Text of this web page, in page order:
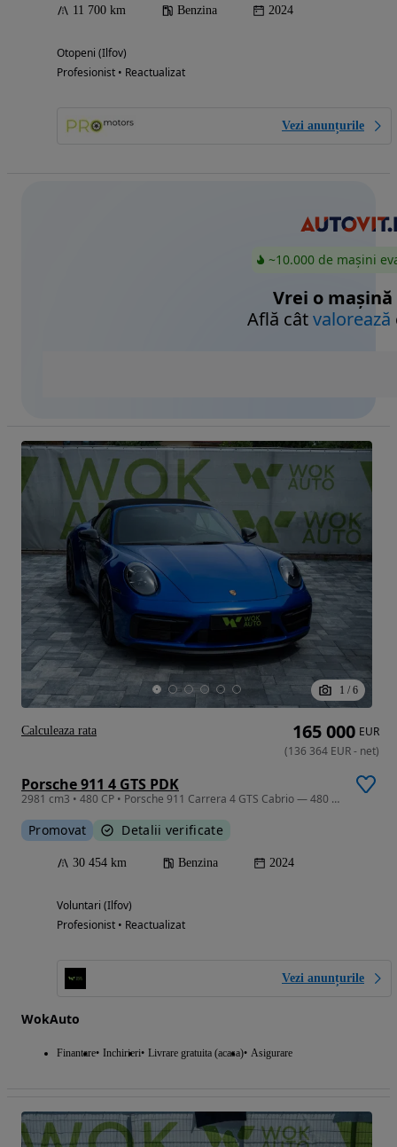
11 700 km Benzina 2024
Otopeni (Ilfov)
Profesionist • Reactualizat
Vezi anunțurile
~10.000 de mașini
Vrei o mașină
Află câtvalorează
1 / 6
Porsche 911 4 GTS PDK
2981 cm3 • 480 CP • Porsche 911 Carrera 4 GTS Cabrio — 480 CP | Sport Chrono | Exhaust
Promovat Detalii verificate
30 454 km Benzina 2024
Voluntari (Ilfov)
Profesionist • Reactualizat
Vezi anunțurile
WokAuto
Finantare Inchirieri Livrare gratuita (acasa) Asigurare
165 000 EUR
(136 364 EUR- net)
Calculeaza rata